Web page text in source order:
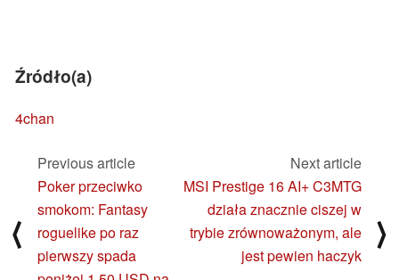
Źródło(a)
4chan
⟨
Previous article
Poker przeciwko
smokom: Fantasy
roguelike po raz
pierwszy spada
Next article
MSI Prestige 16 AI+ C3MTG
działa znacznie ciszej w
trybie zrównoważonym, ale
jest pewien haczyk
⟩